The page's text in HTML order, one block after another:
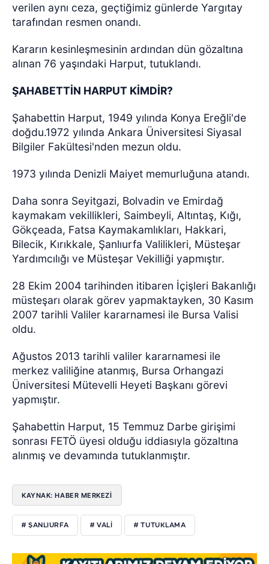
verilen aynı ceza, geçtiğimiz günlerde Yargıtay
tarafından resmen onandı.
Kararın kesinleşmesinin ardından dün gözaltına
alınan 76 yaşındaki Harput, tutuklandı.
ŞAHABETTİN HARPUT KİMDİR?
Şahabettin Harput, 1949 yılında Konya Ereğli'de
doğdu.1972 yılında Ankara Üniversitesi Siyasal
Bilgiler Fakültesi'nden mezun oldu.
1973 yılında Denizli Maiyet memurluğuna atandı.
Daha sonra Seyitgazi, Bolvadin ve Emirdağ
kaymakam vekillikleri, Saimbeyli, Altıntaş, Kığı,
Gökçeada, Fatsa Kaymakamlıkları, Hakkari,
Bilecik, Kırıkkale, Şanlıurfa Valilikleri, Müsteşar
Yardımcılığı ve Müsteşar Vekilliği yapmıştır.
28 Ekim 2004 tarihinden itibaren İçişleri Bakanlığı
müsteşarı olarak görev yapmaktayken, 30 Kasım
2007 tarihli Valiler kararnamesi ile Bursa Valisi
oldu.
Ağustos 2013 tarihli valiler kararnamesi ile
merkez valiliğine atanmış, Bursa Orhangazi
Üniversitesi Mütevelli Heyeti Başkanı görevi
yapmıştır.
Şahabettin Harput, 15 Temmuz Darbe girişimi
sonrası FETÖ üyesi olduğu iddiasıyla gözaltına
alınmış ve devamında tutuklanmıştır.
KAYNAK: HABER MERKEZİ
# ŞANLIURFA # VALI # TUTUKLAMA